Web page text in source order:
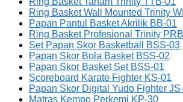
Ring Basket Wall Mounted Trinity
Papan Pantul Basket Akrilik BB-01
Ring Basket Profesional Trinity
Set Papan Skor Basketball BSS-03
Papan Skor Bola Basket BSS-02
Papan Skor Basket Set BSS-01
Scoreboard Karate Fighter KS-01
Papan Skor Digital Yudo Fighter
Matras Kempo Perkemi KP-30